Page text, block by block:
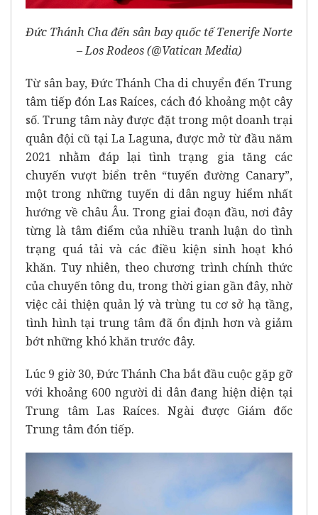
Đức Thánh Cha đến sân bay quốc tế Tenerife Norte
– Los Rodeos (@Vatican Media)
Từ sân bay, Đức Thánh Cha di chuyển đến Trung
tâm tiếp đón Las Raíces, cách đó khoảng một cây
số. Trung tâm này được đặt trong một doanh trại
quân đội cũ tại La Laguna, được mở từ đầu năm
2021 nhằm đáp lại tình trạng gia tăng các
chuyến vượt biển trên “tuyến đường Canary”,
một trong những tuyến di dân nguy hiểm nhất
hướng về châu Âu. Trong giai đoạn đầu, nơi đây
từng là tâm điểm của nhiều tranh luận do tình
trạng quá tải và các điều kiện sinh hoạt khó
khăn. Tuy nhiên, theo chương trình chính thức
của chuyến tông du, trong thời gian gần đây, nhờ
việc cải thiện quản lý và trùng tu cơ sở hạ tầng,
tình hình tại trung tâm đã ổn định hơn và giảm
bớt những khó khăn trước đây.
Lúc 9 giờ 30, Đức Thánh Cha bắt đầu cuộc gặp gỡ
với khoảng 600 người di dân đang hiện diện tại
Trung tâm Las Raíces. Ngài được Giám đốc
Trung tâm đón tiếp.